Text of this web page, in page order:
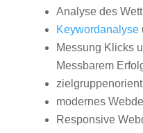
Analyse des
Keywordanalyse
Messung Klicks
Messbarem
modernes
Responsive